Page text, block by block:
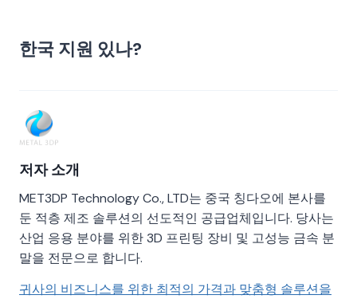
한국 지원 있나?
저자 소개
MET3DP Technology Co., LTD는 중국 칭다오에 본사를
둔 적층 제조 솔루션의 선도적인 공급업체입니다. 당사는
산업 응용 분야를 위한 3D 프린팅 장비 및 고성능 금속 분
말을 전문으로 합니다.
귀사의 비즈니스를 위한 최적의 가격과 맞춤형 솔루션을